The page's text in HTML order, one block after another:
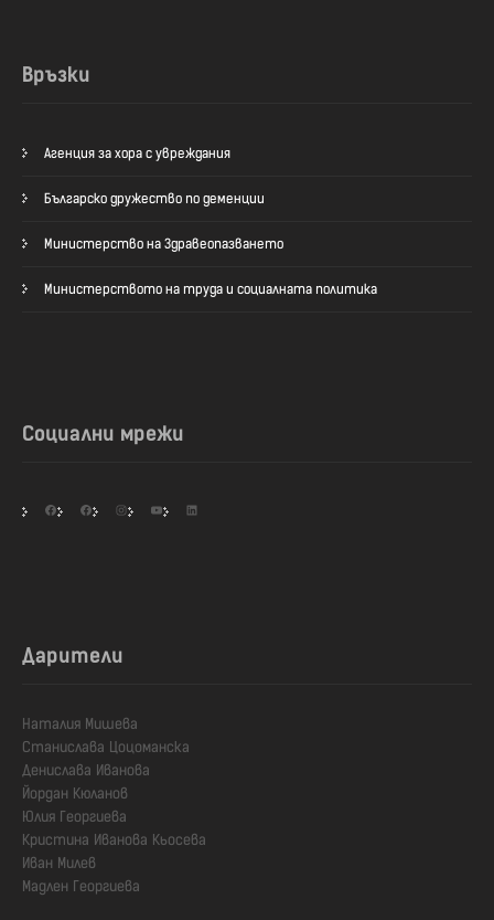
Връзки
Агенция за хора с увреждания
Българско дружество по деменции
Министерство на Здравеопазването
Министерството на труда и социалната политика
Социални мрежи
FacebookFacebookInstagramYouTube
Дарители
Наталия Мишева
Станислава Цоцоманска
Денислава Иванова
Йордан Кюланов
Юлия Георгиева
Кристина Иванова Кьосева
Иван Милев
Мадлен Георгиева